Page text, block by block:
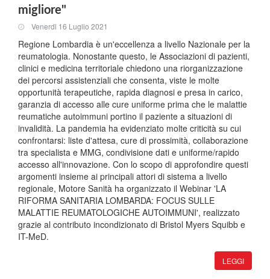
migliore"
Venerdi 16 Luglio 2021
Regione Lombardia è un'eccellenza a livello Nazionale per la
reumatologia. Nonostante questo, le Associazioni di pazienti,
clinici e medicina territoriale chiedono una riorganizzazione
dei percorsi assistenziali che consenta, viste le molte
opportunità terapeutiche, rapida diagnosi e presa in carico,
garanzia di accesso alle cure uniforme prima che le malattie
reumatiche autoimmuni portino il paziente a situazioni di
invalidità. La pandemia ha evidenziato molte criticità su cui
confrontarsi: liste d'attesa, cure di prossimità, collaborazione
tra specialista e MMG, condivisione dati e uniforme/rapido
accesso all'innovazione. Con lo scopo di approfondire questi
argomenti insieme ai principali attori di sistema a livello
regionale, Motore Sanità ha organizzato il Webinar 'LA
RIFORMA SANITARIA LOMBARDA: FOCUS SULLE
MALATTIE REUMATOLOGICHE AUTOIMMUNI', realizzato
grazie al contributo incondizionato di Bristol Myers Squibb e
IT-MeD.
LEGGI